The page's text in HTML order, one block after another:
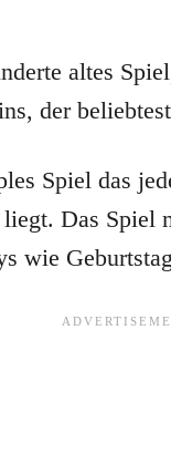
altes
der
Spiel das
Das Spiel
wie